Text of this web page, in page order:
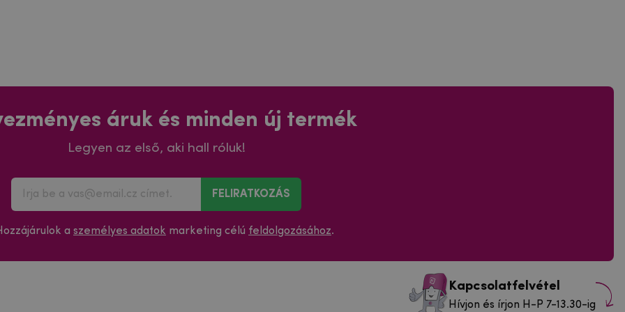
áruk és minden új termék
Legyen az első, aki hall róluk!
FELIRATKOZÁS
a személyes adatok marketing célú feldolgozásához.
Kapcsolatfelvétel
Hívjon és írjon H-P 7-13.30-ig